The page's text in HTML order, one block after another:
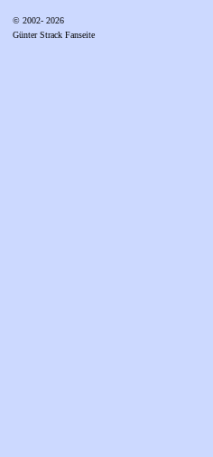
© 2002- 2026
Günter Strack Fanseite